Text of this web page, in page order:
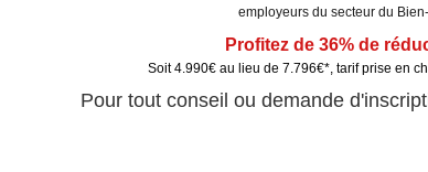
employeurs du secteur du
Profitez de 36% de
Soit 4.990€ au lieu de 7.796€*, tarif prise en
Pour tout conseil ou demande